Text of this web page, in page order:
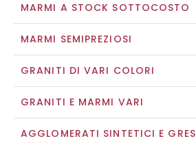
MARMI A STOCK SOTTOCOSTO
MARMI SEMIPREZIOSI
GRANITI DI VARI COLORI
GRANITI E MARMI VARI
AGGLOMERATI SINTETICI E GRES